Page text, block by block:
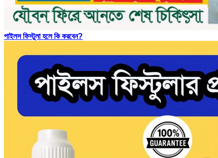
পাইলস ফিস্টুলা হলে কি করবেন?